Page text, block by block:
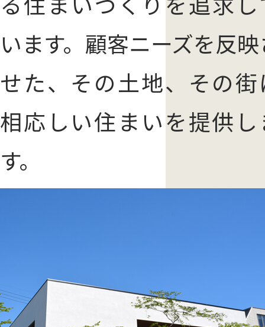
います。顧客ニーズを反
せた、その土地、その街
相応しい住まいを提供し
す。